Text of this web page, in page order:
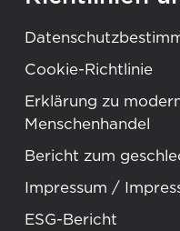
Cookie-Richtlinie
Erklärung zu
Menschenhandel
Bericht zum
Impressum /
ESG-Bericht